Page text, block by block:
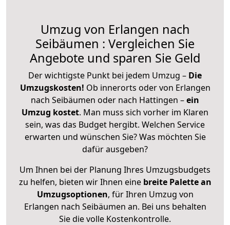
Umzug von Erlangen nach
Seibäumen : Vergleichen Sie
Angebote und sparen Sie Geld
Der wichtigste Punkt bei jedem Umzug – Die
Umzugskosten! Ob innerorts oder von Erlangen
nach Seibäumen oder nach Hattingen –ein
Umzug kostet. Man muss sich vorher im Klaren
sein, was das Budget hergibt. Welchen Service
erwarten und wünschen Sie? Was möchten Sie
dafür ausgeben?
Um Ihnen bei der Planung Ihres Umzugsbudgets
zu helfen, bieten wir Ihnen eine breite Palette an
Umzugsoptionen, für Ihren Umzug von
Erlangen nach Seibäumen an. Bei uns behalten
Sie die volle Kostenkontrolle.